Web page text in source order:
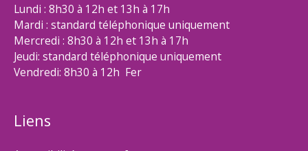
Lundi : 8h30 à 12h et 13h à 17h
Mardi : standard téléphonique uniquement
Mercredi : 8h30 à 12h et 13h à 17h
Jeudi: standard téléphonique uniquement
Vendredi: 8h30 à 12h Fer
Liens